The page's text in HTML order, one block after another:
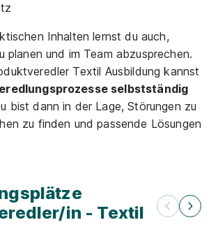
Inhalten lernst du auch,
planen und im Team abzusprechen.
Textil Ausbildung kannst
selbstständig
bist dann in der Lage, Störungen zu
zu finden und passende Lösungen
in - Textil